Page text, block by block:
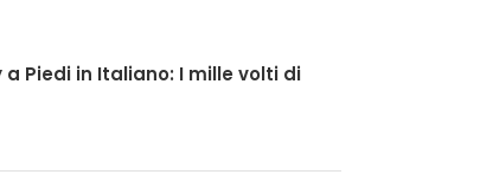
Piedi in Italiano: I mille volti di